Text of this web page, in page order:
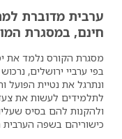
ערבית מדוברת
חינם, במסגרת
מסגרת הקורס נלמד את
בפי ערביי ירושלים,
ונתרגל את נטיית
לתלמידים לעשות את
ולהקנות להם בסיס
כישוריהם בשפה הערבית